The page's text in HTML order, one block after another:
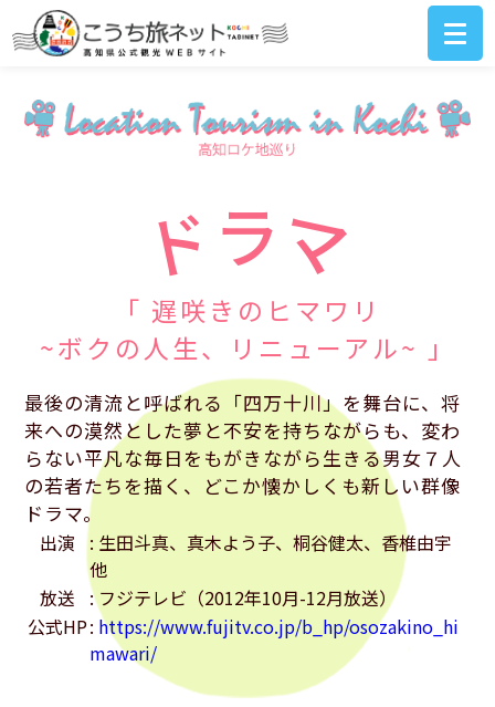
ド ラマ
「 遅咲きのヒマワリ
~ボクの人生、リニューアル~ 」
最後の清流と呼ばれる「四万十川」を舞台に、将
来への漠然とした夢と不安を持ちながらも、変わ
らない平凡な毎日をもがきながら生きる男女７人
の若者たちを描く、どこか懐かしくも新しい群像
ドラマ。
出演
: 生田斗真、真木よう子、桐谷健太、香椎由宇
他
放送
: フジテレビ（2012年10月-12月放送）
公式HP: https://www.fujitv.co.jp/b_hp/osozakino_hi
mawari/